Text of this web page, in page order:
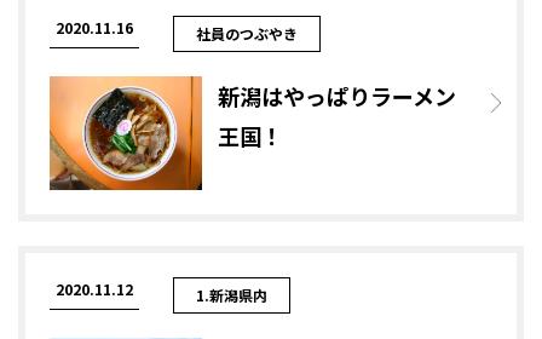
2020.11.16 社員のつぶやき
新潟はやっぱりラーメン
王国！
2020.11.12 1.新潟県内